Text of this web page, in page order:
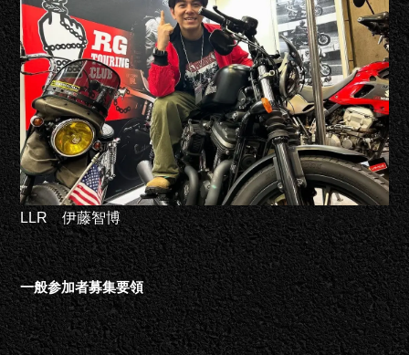
LLR 伊藤智博
一般参加者募集要領